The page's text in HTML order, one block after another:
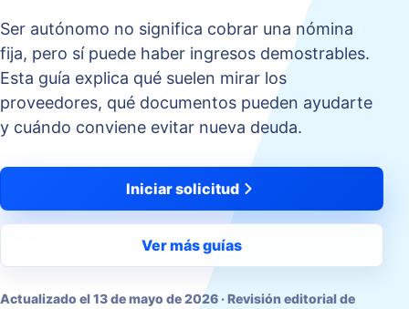
Ser autónomo no significa cobrar una nómina
fija, pero sí puede haber ingresos demostrables.
Esta guía explica qué suelen mirar los
proveedores, qué documentos pueden ayudarte
y cuándo conviene evitar nueva deuda.
Iniciar solicitud
Ver más guías
Actualizado el13 de mayo de 2026 · Revisión editorial de